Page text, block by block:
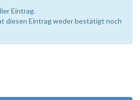
Eintrag.
diesen Eintrag weder bestätigt noch